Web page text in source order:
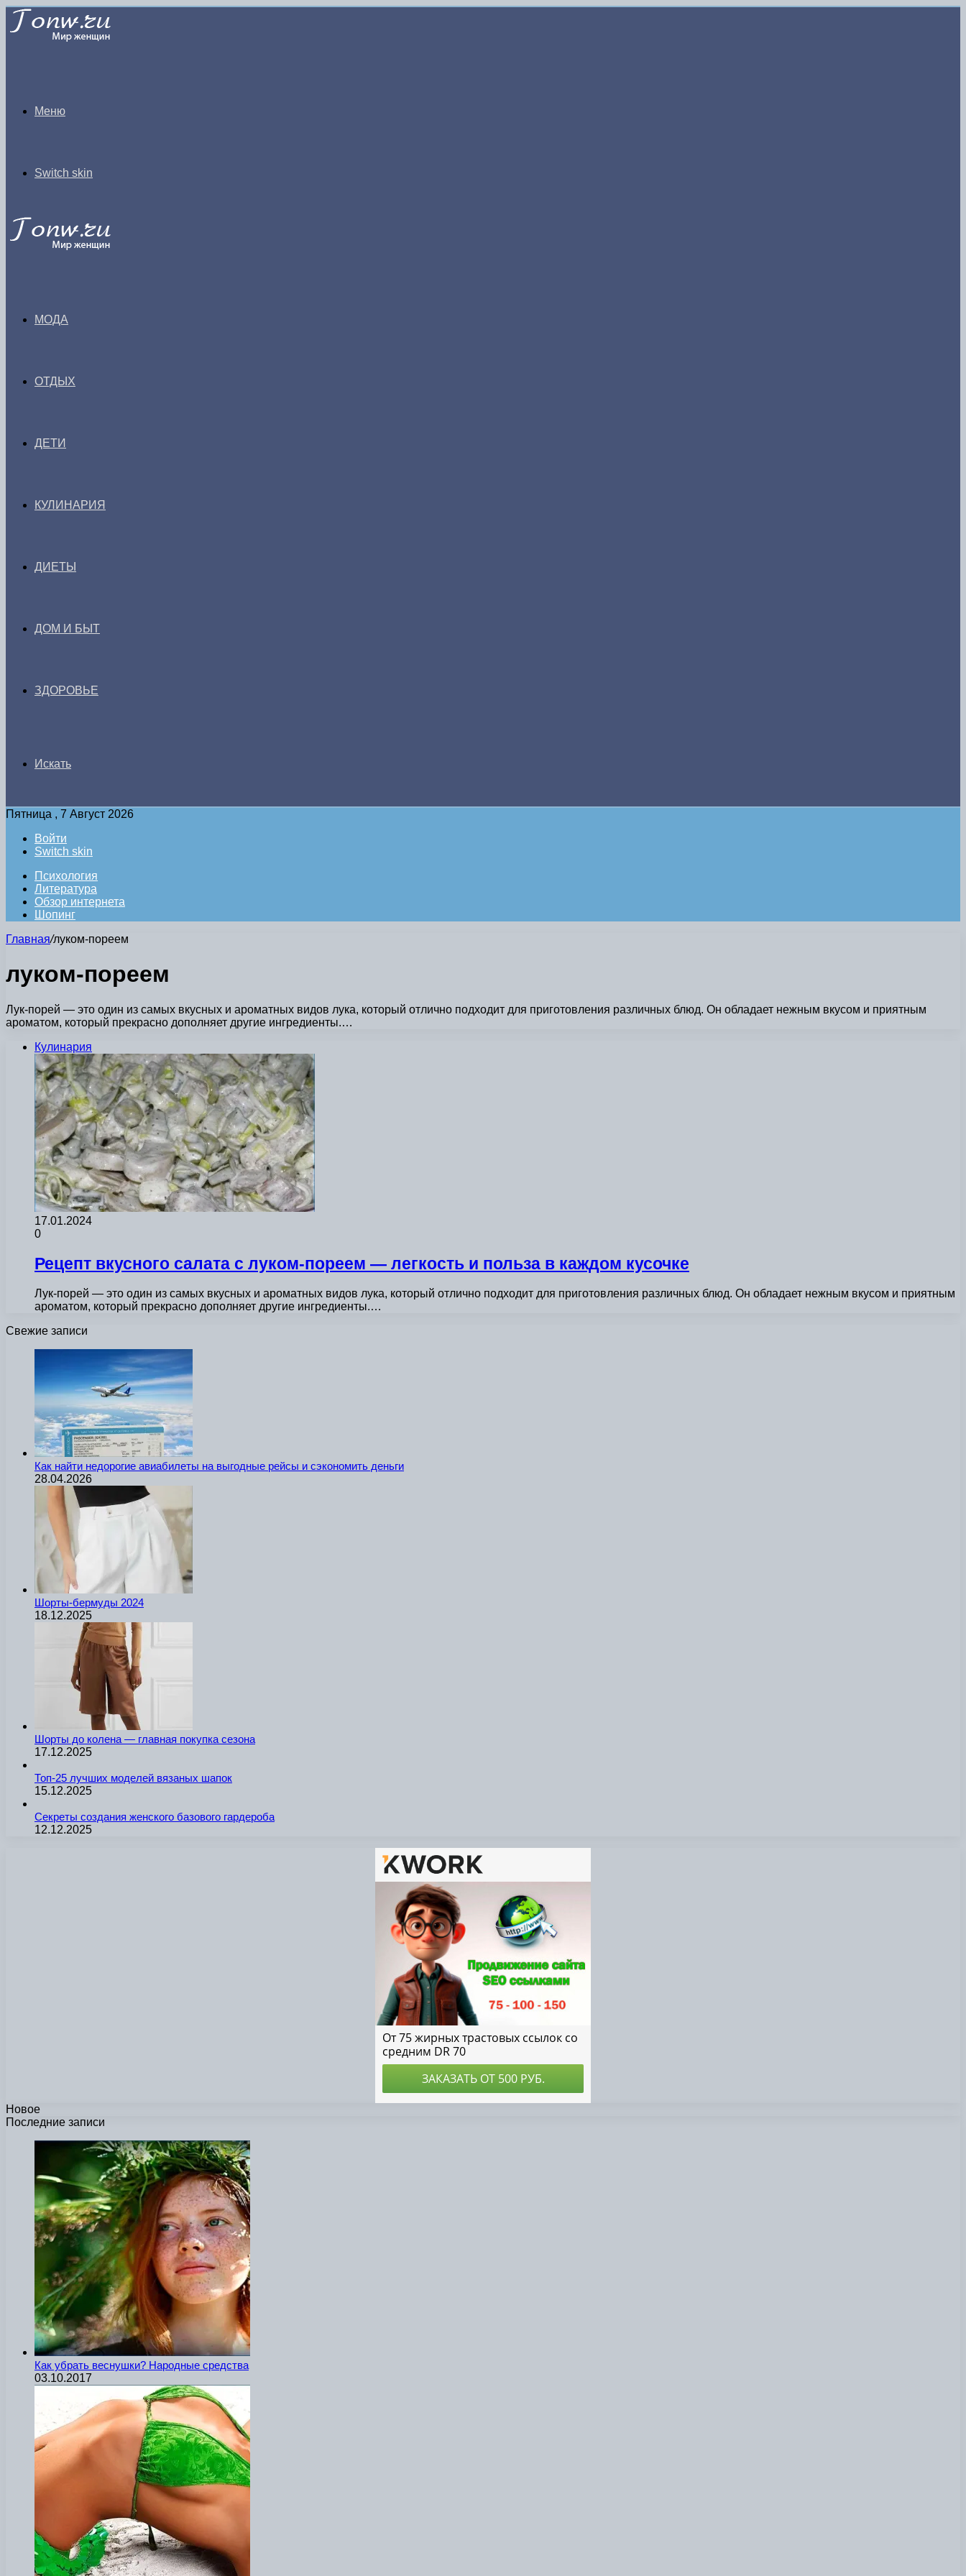
Меню
Switch skin
МОДА
ОТДЫХ
ДЕТИ
КУЛИНАРИЯ
ДИЕТЫ
ДОМ И БЫТ
ЗДОРОВЬЕ
Искать
Пятница , 7 Август 2026
Войти
Switch skin
Психология
Литература
Обзор интернета
Шопинг
Главная/луком-пореем
луком-пореем
Лук-порей — это один из самых вкусных и ароматных видов лука, который отлично подходит для приготовления различных блюд. Он обладает нежным вкусом и приятным
ароматом, который прекрасно дополняет другие ингредиенты.…
Кулинария
17.01.2024
0
Рецепт вкусного салата с луком-пореем — легкость и польза в каждом кусочке
Лук-порей — это один из самых вкусных и ароматных видов лука, который отлично подходит для приготовления различных блюд. Он обладает нежным вкусом и приятным
ароматом, который прекрасно дополняет другие ингредиенты.…
Свежие записи
Как найти недорогие авиабилеты на выгодные рейсы и сэкономить деньги
28.04.2026
Шорты-бермуды 2024
18.12.2025
Шорты до колена — главная покупка сезона
17.12.2025
Топ-25 лучших моделей вязаных шапок
15.12.2025
Секреты создания женского базового гардероба
12.12.2025
Новое
Последние записи
Как убрать веснушки? Народные средства
03.10.2017